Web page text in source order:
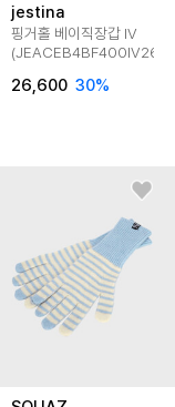
jestina
핑거홀 베이직장갑 IV
(JEACEB4BF400IV260)
26,600 30%